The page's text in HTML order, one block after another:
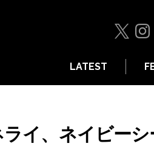
LATEST
イ、ネイビー